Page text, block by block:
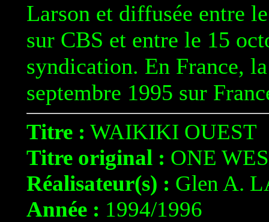
Larson et diffusée entre
sur CBS et entre le 15
syndication. En France,
septembre 1995 sur
Titre : WAIKIKI OUEST
Titre original : ONE
Réalisateur(s) : Glen A.
Année : 1994/1996